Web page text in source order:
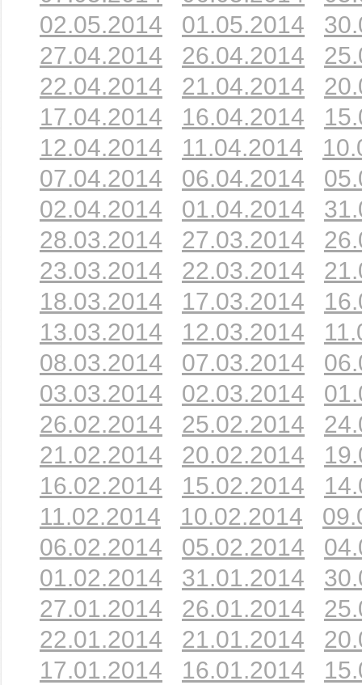
02.05.2014
01.05.2014
27.04.2014
26.04.2014
22.04.2014
21.04.2014
17.04.2014
16.04.2014
12.04.2014
11.04.2014
07.04.2014
06.04.2014
02.04.2014
01.04.2014
28.03.2014
27.03.2014
23.03.2014
22.03.2014
18.03.2014
17.03.2014
13.03.2014
12.03.2014
08.03.2014
07.03.2014
03.03.2014
02.03.2014
26.02.2014
25.02.2014
21.02.2014
20.02.2014
16.02.2014
15.02.2014
11.02.2014
10.02.2014
06.02.2014
05.02.2014
01.02.2014
31.01.2014
27.01.2014
26.01.2014
22.01.2014
21.01.2014
17.01.2014
16.01.2014